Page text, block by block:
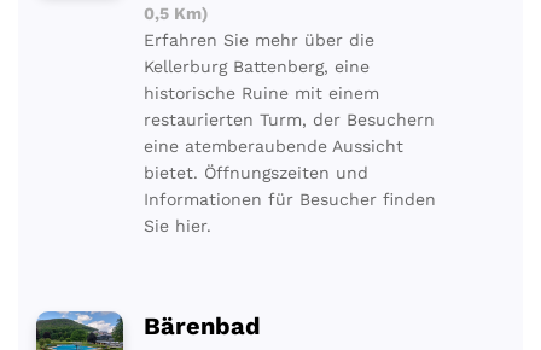
0,5 Km)
Erfahren Sie mehr über die
Kellerburg Battenberg, eine
historische Ruine mit einem
restaurierten Turm, der Besuchern
eine atemberaubende Aussicht
bietet. Öffnungszeiten und
Informationen für Besucher finden
Sie hier.
Bärenbad